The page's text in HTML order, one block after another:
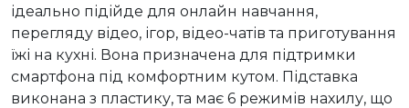
ідеально підійде для онлайн навчання,
перегляду відео, ігор, відео-чатів та приготування
їжі на кухні. Вона призначена для підтримки
смартфона під комфортним кутом. Підставка
виконана з пластику, та має 6 режимів нахилу, що